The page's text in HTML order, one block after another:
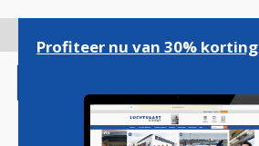
gaan
Profiteer nu van 30% korting